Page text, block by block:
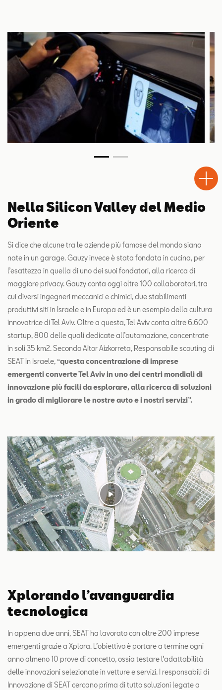
Nella Silicon Valley del Medio
Oriente
Si dice che alcune tra le aziende più famose del mondo siano
nate in un garage. Gauzy invece è stata fondata in cucina, per
l’esattezza in quella di uno dei suoi fondatori, alla ricerca di
maggiore privacy. Gauzy conta oggi oltre 100 collaboratori, tra
cui diversi ingegneri meccanici e chimici, due stabilimenti
produttivi siti in Israele e in Europa ed è un esempio della cultura
innovatrice di Tel Aviv. Oltre a questa, Tel Aviv conta altre 6.600
startup, 800 delle quali dedicate all’automazione, concentrate
in soli 35 km2. Secondo Aitor Aizkorreta, Responsabile scouting di
SEAT in Israele, “questa concentrazione di imprese
emergenti converte Tel Aviv in uno dei centri mondiali di
innovazione più facili da esplorare, alla ricerca di soluzioni
in grado di migliorare le nostre auto e i nostri servizi”.
Xplorando l’avanguardia
tecnologica
In appena due anni, SEAT ha lavorato con oltre 200 imprese
emergenti grazie a Xplora. L’obiettivo è portare a termine ogni
anno almeno 10 prove di concetto, ossia testare l’adattabilità
delle innovazioni selezionate in vetture e servizi. I responsabili di
Innovazione di SEAT cercano prima di tutto soluzioni legate a
Drive
Chiama